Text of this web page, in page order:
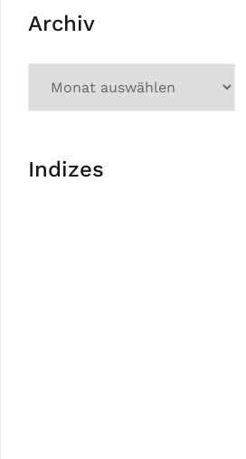
Archiv
Indizes